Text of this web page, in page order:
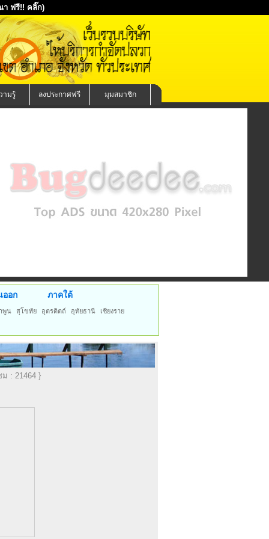
า ฟรี!! คลิ๊ก)
ามรู้ ลงประกาศฟรี มุมสมาชิก
ออก ภาคใต้
พูน สุโขทัย อุตรดิตถ์ อุทัยธานี
เชียงราย
ม : 21464 }